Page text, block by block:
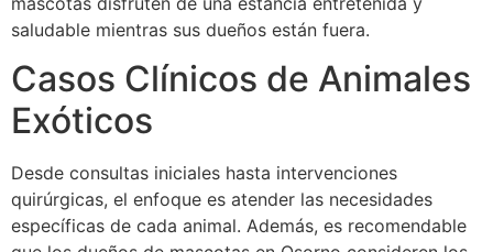
saludable mientras sus dueños están fuera.
Casos Clínicos de Animales
Exóticos
Desde consultas iniciales hasta intervenciones
quirúrgicas, el enfoque es atender las necesidades
específicas de cada animal. Además, es recomendable